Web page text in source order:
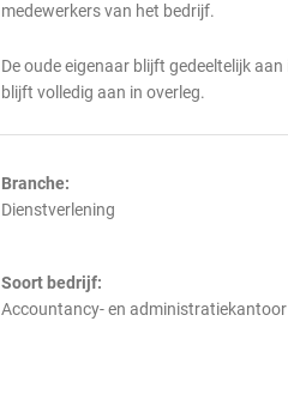
medewerkers van het bedrijf.
De oude eigenaar blijft gedeeltelijk
blijft volledig aan in overleg.
Branche:
Dienstverlening
Soort bedrijf:
Accountancy- en administratiekantoor